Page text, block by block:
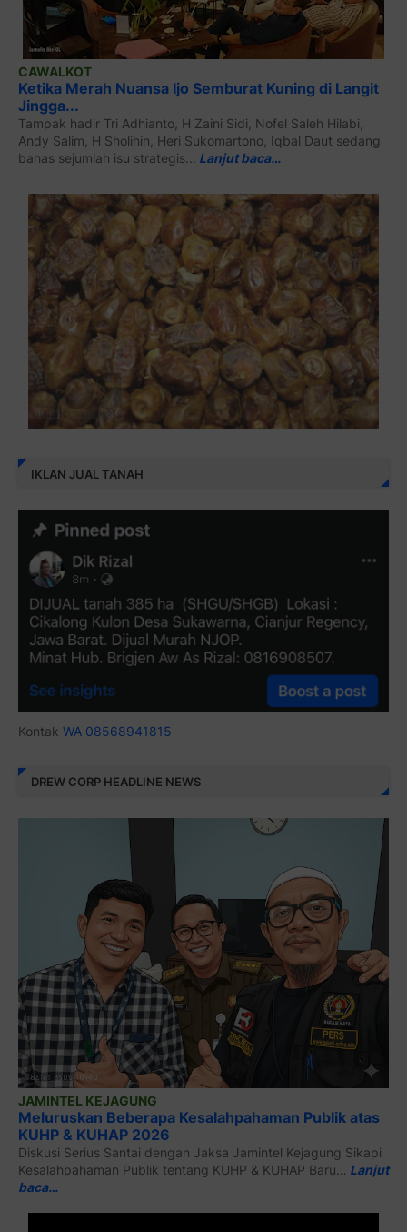
CAWALKOT
Ketika Merah Nuansa Ijo Semburat Kuning di Langit
Jingga...
Tampak hadir Tri Adhianto, H Zaini Sidi, Nofel Saleh Hilabi,
Andy Salim, H Sholihin, Heri Sukomartono, Iqbal Daut sedang
bahas sejumlah isu strategis...
Lanjut baca…
IKLAN JUAL TANAH
Kontak WA 08568941815
DREW CORP HEADLINE NEWS
JAMINTEL KEJAGUNG
Meluruskan Beberapa Kesalahpahaman Publik atas
KUHP & KUHAP 2026
Diskusi Serius Santai dengan Jaksa Jamintel Kejagung Sikapi
Kesalahpahaman Publik tentang KUHP & KUHAP Baru… Lanjut
baca…